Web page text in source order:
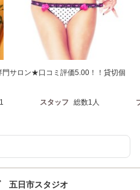
門サロン★口コミ評価5.00！！貸切個
スタッフ 総数1人
五日市スタジオ